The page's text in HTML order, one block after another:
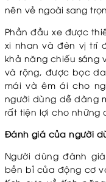
nên vẻ ngoài sang
Phần đầu xe được
xi nhan và đèn vị trí
khả năng chiếu sáng
và rộng, được bọc
mái và êm ái cho
người dùng dễ dàng
rất tiện lợi cho những
Đánh giá của người
Người dùng đánh
bền bỉ của động cơ